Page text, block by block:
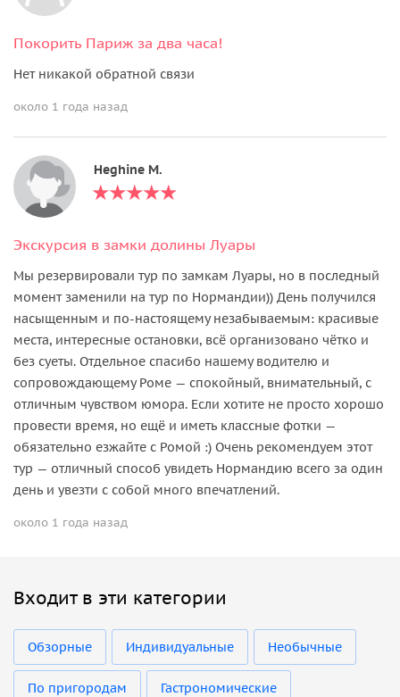
Покорить Париж за два часа!
Нет никакой обратной связи
около 1 года назад
Heghine M.
Экскурсия в замки долины Луары
Мы резервировали тур по замкам Луары, но в последный
момент заменили на тур по Нормандии)) День получился
насыщенным и по-настоящему незабываемым: красивые
места, интересные остановки, всё организовано чётко и
без суеты. Отдельное спасибо нашему водителю и
сопровождающему Роме — спокойный, внимательный, с
отличным чувством юмора. Если хотите не просто хорошо
провести время, но ещё и иметь классные фотки —
обязательно езжайте с Ромой :) Очень рекомендуем этот
тур — отличный способ увидеть Нормандию всего за один
день и увезти с собой много впечатлений.
около 1 года назад
Входит в эти категории
Обзорные Индивидуальные Необычные
По пригородам Гастрономические